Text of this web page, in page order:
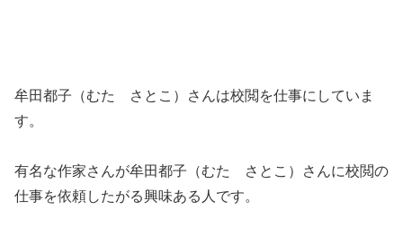
牟田都子（むた さとこ）さんは校閲を仕事にしていま
す。
有名な作家さんが牟田都子（むた さとこ）さんに校閲の
仕事を依頼したがる興味ある人です。